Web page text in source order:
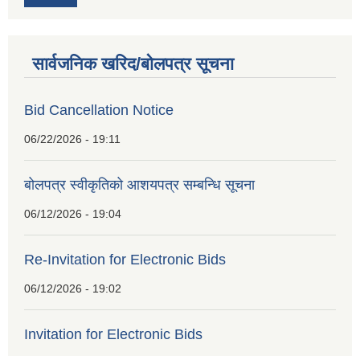
सार्वजनिक खरिद/बोलपत्र सूचना
Bid Cancellation Notice
06/22/2026 - 19:11
बोलपत्र स्वीकृतिको आशयपत्र सम्बन्धि सूचना
06/12/2026 - 19:04
Re-Invitation for Electronic Bids
06/12/2026 - 19:02
Invitation for Electronic Bids